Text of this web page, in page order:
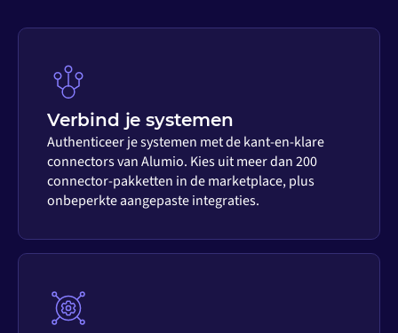
Verbind je systemen
Authenticeer je systemen met de kant-en-klare
connectors van Alumio. Kies uit meer dan 200
connector-pakketten in de marketplace, plus
onbeperkte aangepaste integraties.